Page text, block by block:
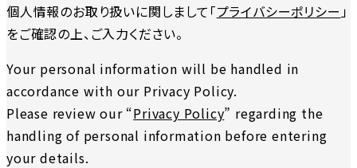
個人情報のお取り扱いに関しまして「プライバシーポリシー 」
をご確認の上、ご入力ください。
Your personal information will be handled in
accordance with our Privacy Policy.
Please review our “Privacy Policy” regarding the
handling of personal information before entering
your details.